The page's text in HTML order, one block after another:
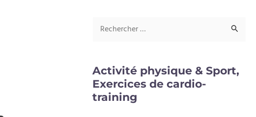
h
e
Activité physique & Sport,
Exercices de cardio-
training